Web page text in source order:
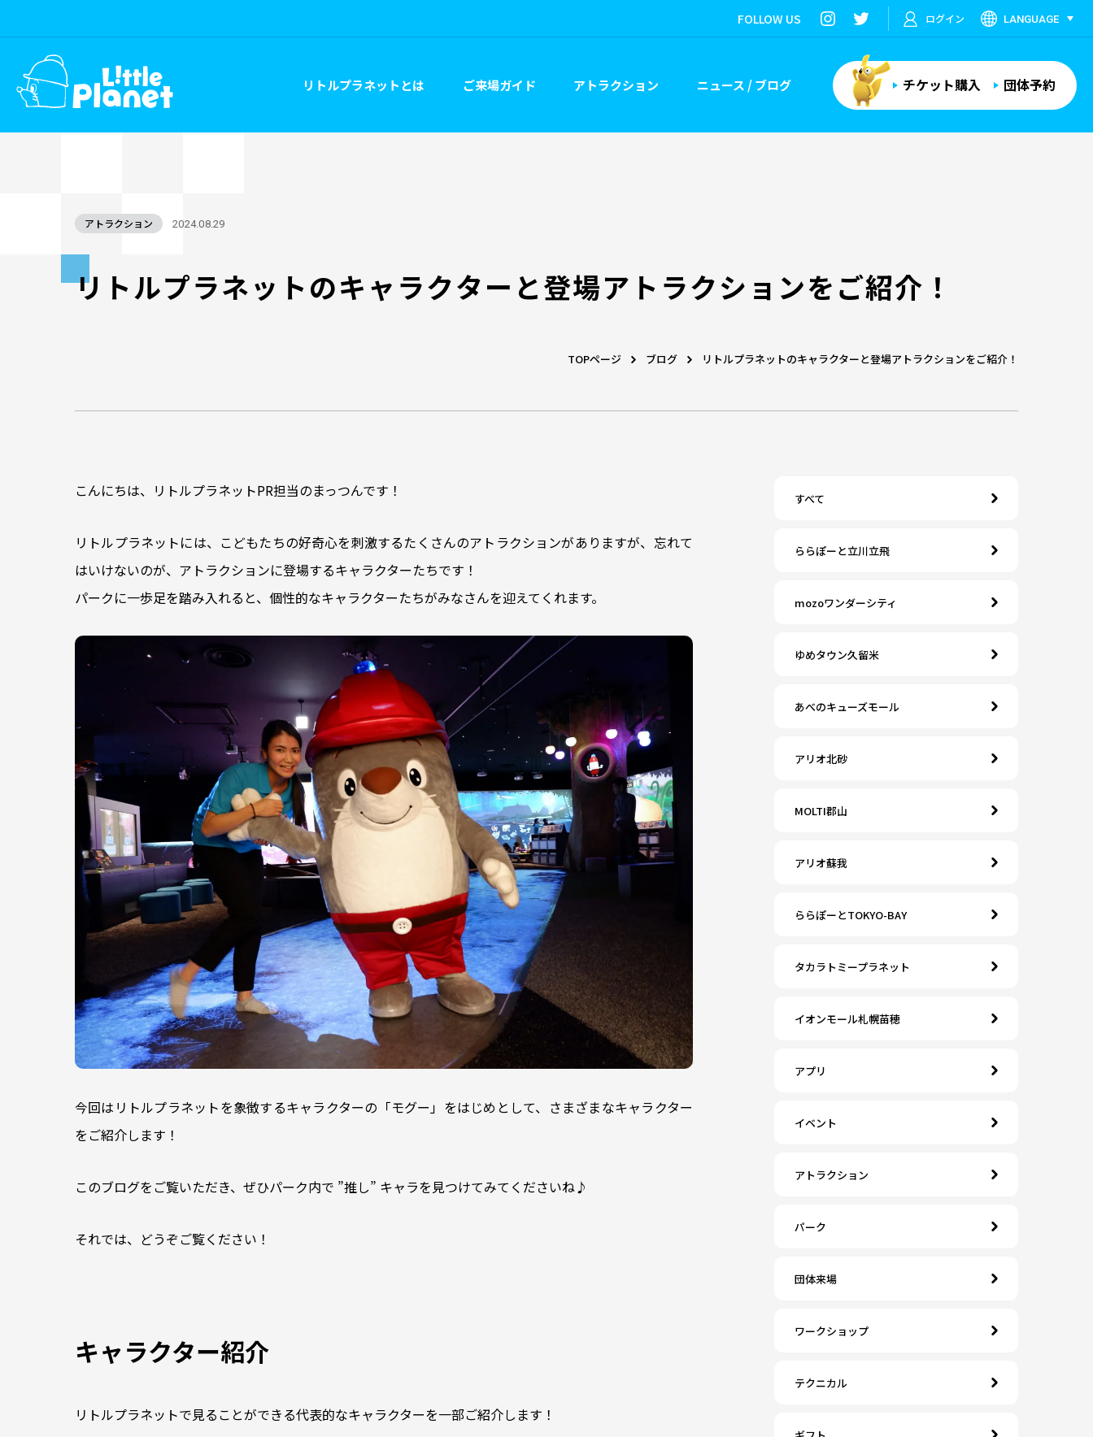
FOLLOW US ログイン LANGUAGE
リトルプラネットとは ご来場ガイド アトラクション ニュース / ブログ チケット購入 団体予約
アトラクション 2024.08.29
リトルプラネットのキャラクターと登場アトラクションをご紹介！
TOPページ ブログ リトルプラネットのキャラクターと登場アトラクションをご紹介！
こんにちは、リトルプラネットPR担当のまっつんです！
リトルプラネットには、こどもたちの好奇心を刺激するたくさんのアトラクションがありますが、忘れて
はいけないのが、アトラクションに登場するキャラクターたちです！
パークに一歩足を踏み入れると、個性的なキャラクターたちがみなさんを迎えてくれます。
今回はリトルプラネットを象徴するキャラクターの「モグー」をはじめとして、さまざまなキャラクター
をご紹介します！
このブログをご覧いただき、ぜひパーク内で ”推し” キャラを見つけてみてくださいね♪
それでは、どうぞご覧ください！
キャラクター紹介
リトルプラネットで見ることができる代表的なキャラクターを一部ご紹介します！
すべて
ららぽーと立川立飛
mozoワンダーシティ
ゆめタウン久留米
あべのキューズモール
アリオ北砂
MOLTI郡山
アリオ蘇我
ららぽーとTOKYO-BAY
タカラトミープラネット
イオンモール札幌苗穂
アプリ
イベント
アトラクション
パーク
団体来場
ワークショップ
テクニカル